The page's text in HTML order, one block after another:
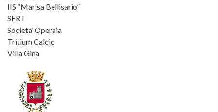
IIS “Marisa Bellisario”
SERT
Societa’ Operaia
Tritium Calcio
Villa Gina